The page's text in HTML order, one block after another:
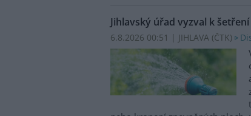
Jihlavský úřad vyzval k
6.8.2026 00:51 | JIHLAVA (ČTK)